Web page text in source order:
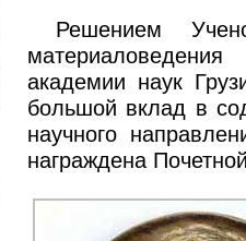
Решением
академии наук
большой вклад в
научного
награждена